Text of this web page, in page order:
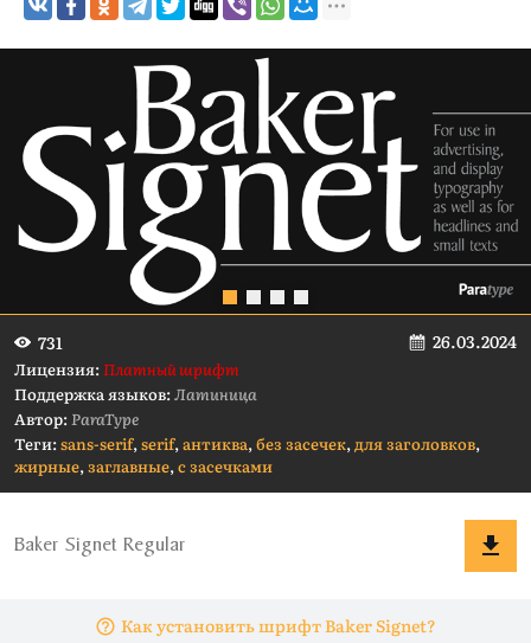
731 26.03.2024
Лицензия:Платный шрифт
Поддержка языков:Латиница
Автор:ParaType
Теги:sans-serif,serif,антиква,без засечек,для заголовков,
жирные,заглавные,с засечками
Как установить шрифт Baker Signet?